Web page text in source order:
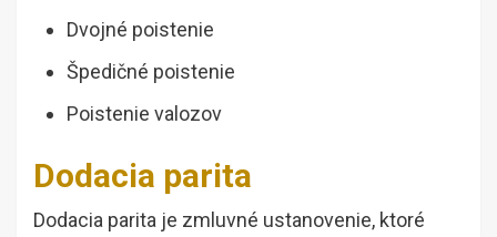
Dvojné poistenie
Špedičné poistenie
Poistenie valozov
Dodacia parita
Dodacia parita je zmluvné ustanovenie, ktoré